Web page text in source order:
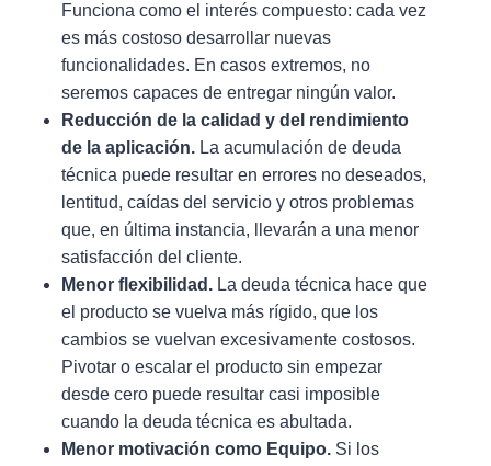
Funciona como el interés compuesto: cada vez
es más costoso desarrollar nuevas
funcionalidades. En casos extremos, no
seremos capaces de entregar ningún valor.
Reducción de la calidad y del rendimiento
de la aplicación. La acumulación de deuda
técnica puede resultar en errores no deseados,
lentitud, caídas del servicio y otros problemas
que, en última instancia, llevarán a una menor
satisfacción del cliente.
Menor flexibilidad. La deuda técnica hace que
el producto se vuelva más rígido, que los
cambios se vuelvan excesivamente costosos.
Pivotar o escalar el producto sin empezar
desde cero puede resultar casi imposible
cuando la deuda técnica es abultada.
Menor motivación como Equipo. Si los